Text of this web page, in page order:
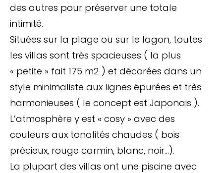
des autres pour préserver une totale
intimité.
Situées sur la plage ou sur le lagon, toutes
les villas sont très spacieuses ( la plus
« petite » fait 175 m2 ) et décorées dans un
style minimaliste aux lignes épurées et très
harmonieuses ( le concept est Japonais ).
L’atmosphère y est « cosy » avec des
couleurs aux tonalités chaudes ( bois
précieux, rouge carmin, blanc, noir…).
La plupart des villas ont une piscine avec